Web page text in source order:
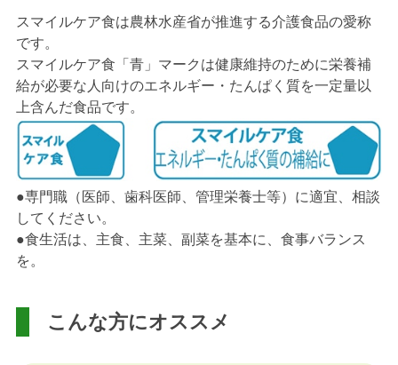
スマイルケア食は農林水産省が推進する介護食品の愛称
です。
スマイルケア食「青」マークは健康維持のために栄養補
給が必要な人向けのエネルギー・たんぱく質を一定量以
上含んだ食品です。
●専門職（医師、歯科医師、管理栄養士等）に適宜、相談
してください。
●食生活は、主食、主菜、副菜を基本に、食事バランス
を。
こんな方にオススメ